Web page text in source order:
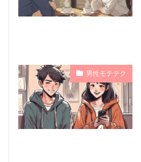
男性モテテク